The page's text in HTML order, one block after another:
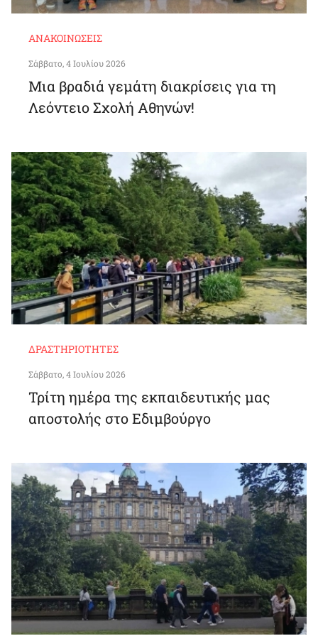
ΑΝΑΚΟΙΝΏΣΕΙΣ
Σάββατο, 4 Ιουλίου 2026
Μια βραδιά γεμάτη διακρίσεις για τη
Λεόντειο Σχολή Αθηνών!
ΔΡΑΣΤΗΡΙΌΤΗΤΕΣ
Σάββατο, 4 Ιουλίου 2026
Τρίτη ημέρα της εκπαιδευτικής μας
αποστολής στο Εδιμβούργο